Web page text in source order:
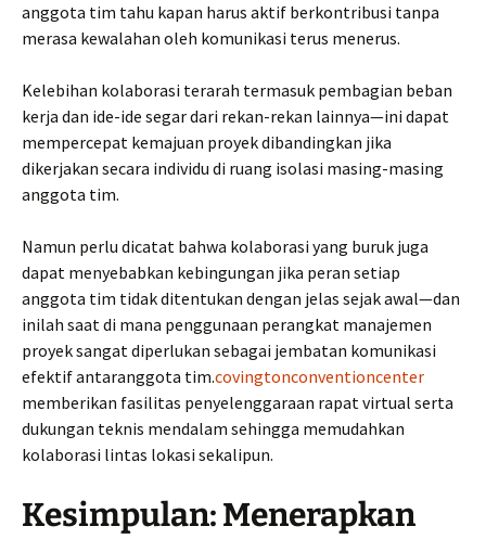
anggota tim tahu kapan harus aktif berkontribusi tanpa
merasa kewalahan oleh komunikasi terus menerus.
Kelebihan kolaborasi terarah termasuk pembagian beban
kerja dan ide-ide segar dari rekan-rekan lainnya—ini dapat
mempercepat kemajuan proyek dibandingkan jika
dikerjakan secara individu di ruang isolasi masing-masing
anggota tim.
Namun perlu dicatat bahwa kolaborasi yang buruk juga
dapat menyebabkan kebingungan jika peran setiap
anggota tim tidak ditentukan dengan jelas sejak awal—dan
inilah saat di mana penggunaan perangkat manajemen
proyek sangat diperlukan sebagai jembatan komunikasi
efektif antaranggota tim.covingtonconventioncenter
memberikan fasilitas penyelenggaraan rapat virtual serta
dukungan teknis mendalam sehingga memudahkan
kolaborasi lintas lokasi sekalipun.
Kesimpulan: Menerapkan